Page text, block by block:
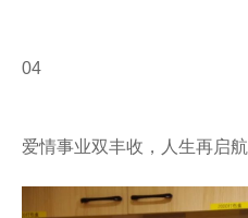
04
爱情事业双丰收，人生再启航